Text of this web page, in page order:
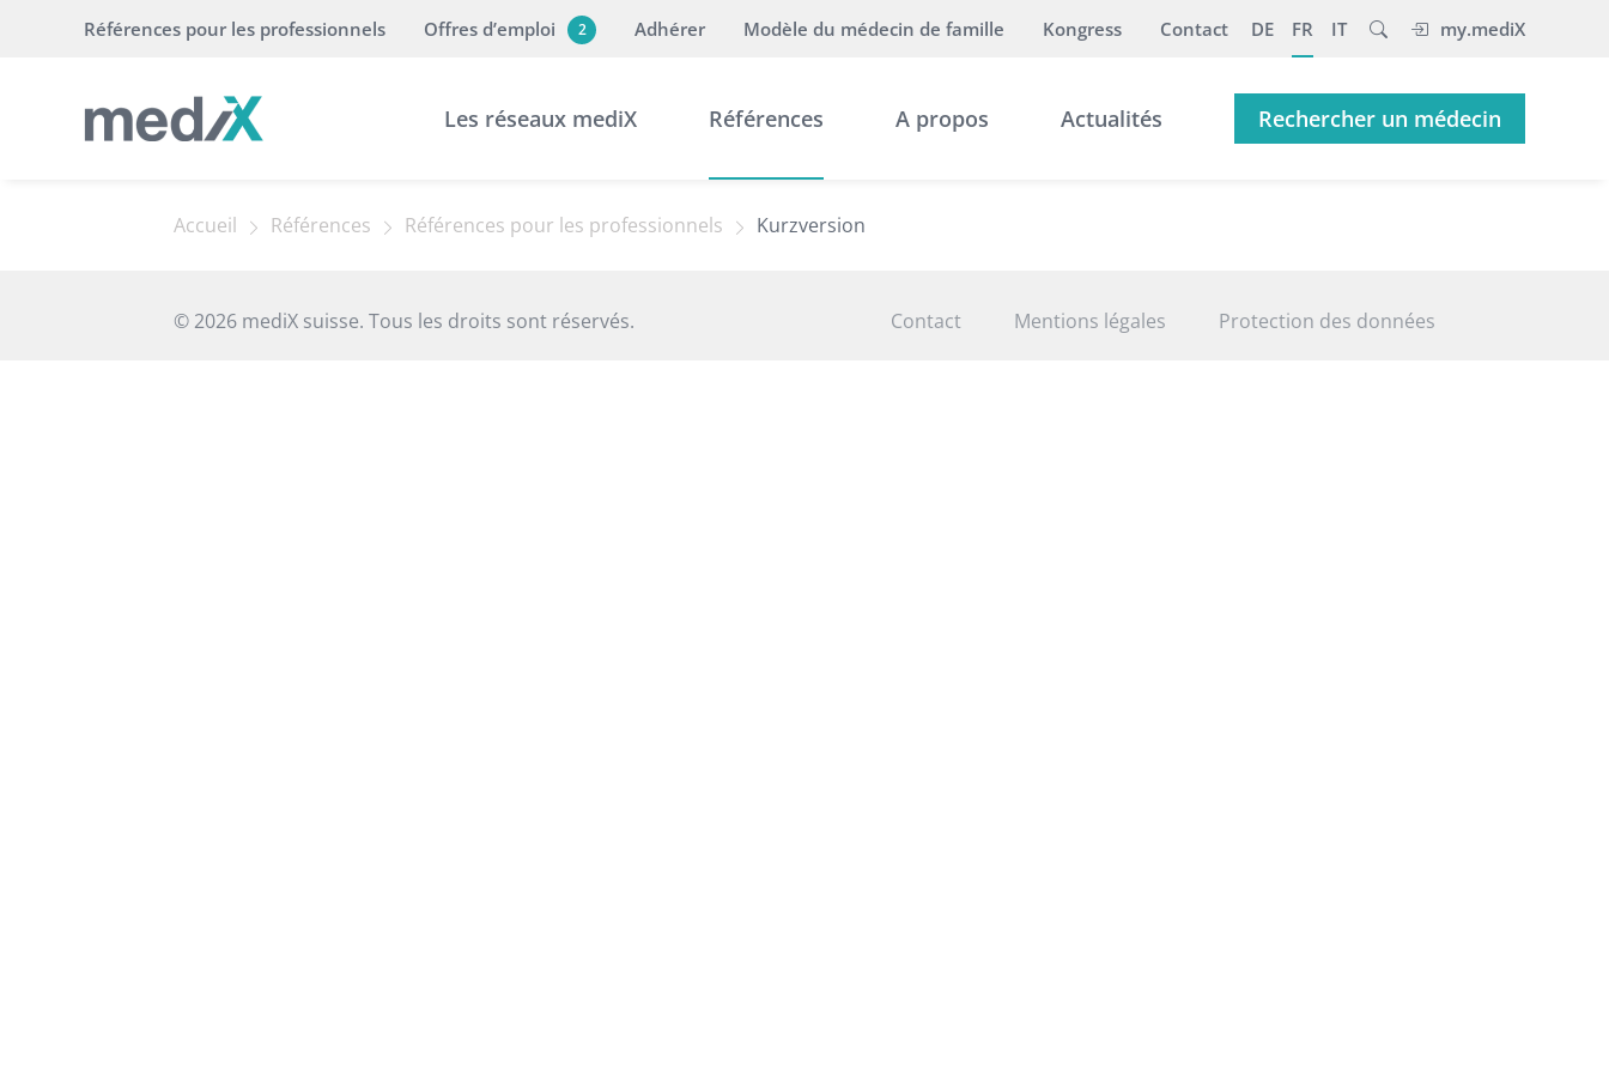
Références pour les professionnels Offres d’emploi 2 Adhérer Modèle du médecin de famille Kongress Contact DE FR IT my.mediX
Les réseaux mediX Références A propos Actualités Rechercher un médecin
Accueil Références Références pour les professionnels Kurzversion
© 2026 mediX suisse. Tous les droits sont réservés. Contact Mentions légales Protection des données